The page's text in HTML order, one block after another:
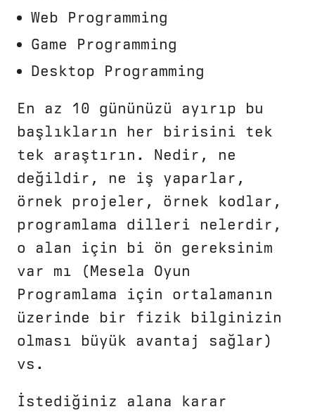
Web Programming
Game Programming
Desktop Programming
En az 10 gününüzü ayırıp bu
başlıkların her birisini tek
tek araştırın. Nedir, ne
değildir, ne iş yaparlar,
örnek projeler, örnek kodlar,
programlama dilleri nelerdir,
o alan için bi ön gereksinim
var mı (Mesela Oyun
Programlama için ortalamanın
üzerinde bir fizik bilginizin
olması büyük avantaj sağlar)
vs.
İstediğiniz alana karar